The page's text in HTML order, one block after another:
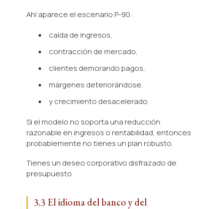
Ahí aparece el escenario P-90:
caída de ingresos,
contracción de mercado,
clientes demorando pagos,
márgenes deteriorándose,
y crecimiento desacelerado.
Si el modelo no soporta una reducción
razonable en ingresos o rentabilidad, entonces
probablemente no tienes un plan robusto.
Tienes un deseo corporativo disfrazado de
presupuesto.
3.3 El idioma del banco y del